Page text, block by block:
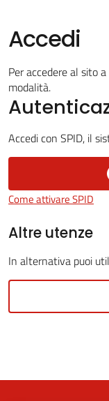
Vivere
Casalfiumanese
5x1000
Servizi
line
Tutti
argomenti
Accedi
Per accedere al sito
modalità.
Accedi con SPID, il
Come attivare SPID
Altre utenze
In alternativa puoi